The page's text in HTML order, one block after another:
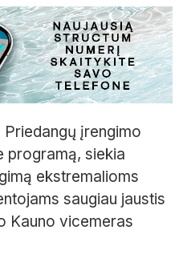
įrengimo
programą, siekia
ekstremalioms
saugiau jaustis
Kauno vicemeras